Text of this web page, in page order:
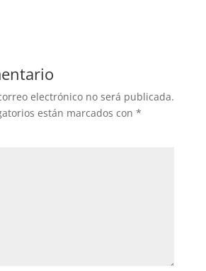
electrónico no será publicada.
están marcados con *